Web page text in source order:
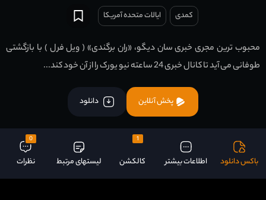
کمدی ایالات متحده آمریکا
محبوب ترین مجری خبری سان دیگو، «ران برگندی» ( ویل فرل ) با بازگشتی
طوفانی می آید تا کانال خبری 24 ساعته نیو یورک را از آن خود کند...
پخش آنلاین دانلود
باکس دانلود اطلاعات بیشتر
1
کالکشن لیستهای مرتبط
0
نظرات